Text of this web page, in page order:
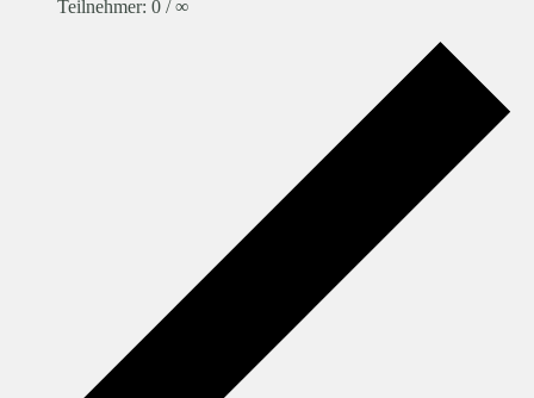
Teilnehmer: 0 / ∞